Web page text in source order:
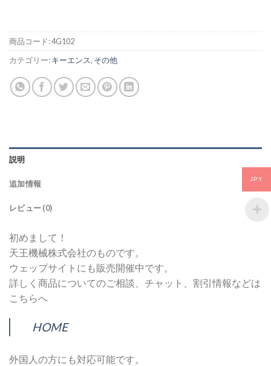
商品コード:4G102
カテゴリー:キーエンス, その他
説明
追加情報
レビュー (0)
初めまして！
天王機械株式会社のものです。
ウェップサイトにも販売開催中です。
詳しく商品についてのご相談、チャット、割引情報などは
こちらへ
HOME
外国人の方にも対応可能です。
JPY